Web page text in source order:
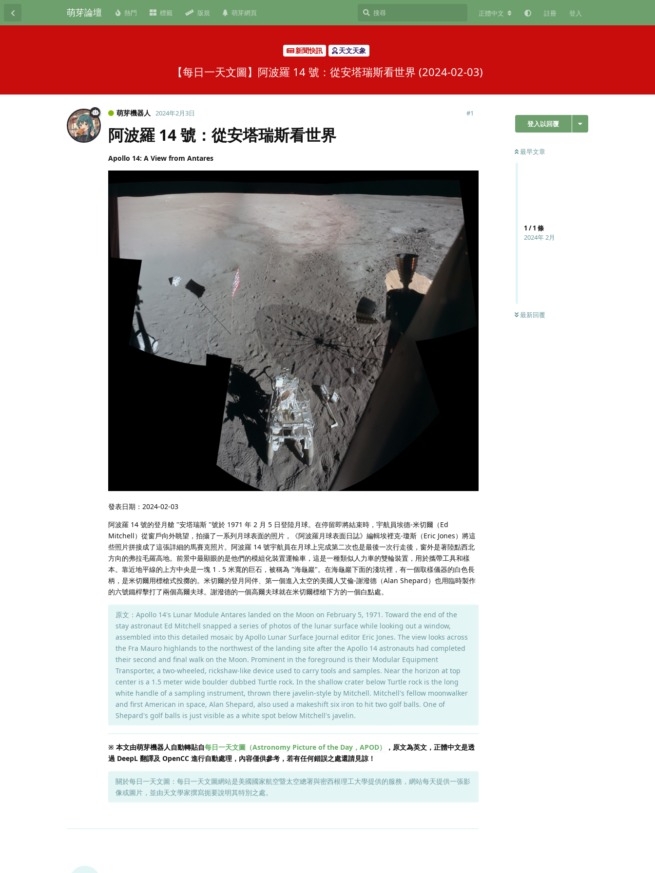
萌芽論壇 熱門 標籤 版規 萌芽網頁 正體中文 註冊 登入
新聞快訊 天文天象
【每日一天文圖】阿波羅 14 號：從安塔瑞斯看世界 (2024-02-03)
登入以回覆
最早文章
1 /1 條
2024年 2月
最新回覆
萌芽機器人 2024年2月3日 #1
阿波羅 14 號：從安塔瑞斯看世界
Apollo 14: A View from Antares
發表日期：2024-02-03
阿波羅 14 號的登月艙 "安塔瑞斯 "號於 1971 年 2 月 5 日登陸月球。在停留即將結束時，宇航員埃德-米切爾（Ed
Mitchell）從窗戶向外眺望，拍攝了一系列月球表面的照片，《阿波羅月球表面日誌》編輯埃裡克-瓊斯（Eric Jones）將這
些照片拼接成了這張詳細的馬賽克照片。阿波羅 14 號宇航員在月球上完成第二次也是最後一次行走後，窗外是著陸點西北
方向的弗拉毛羅高地。前景中最顯眼的是他們的模組化裝置運輸車，這是一種類似人力車的雙輪裝置，用於攜帶工具和樣
本。靠近地平線的上方中央是一塊 1 . 5 米寬的巨石，被稱為 "海龜巖"。在海龜巖下面的淺坑裡，有一個取樣儀器的白色長
柄，是米切爾用標槍式投擲的。米切爾的登月同伴、第一個進入太空的美國人艾倫-謝潑德（Alan Shepard）也用臨時製作
的六號鐵桿擊打了兩個高爾夫球。謝潑德的一個高爾夫球就在米切爾標槍下方的一個白點處。
原文：Apollo 14's Lunar Module Antares landed on the Moon on February 5, 1971. Toward the end of the
stay astronaut Ed Mitchell snapped a series of photos of the lunar surface while looking out a window,
assembled into this detailed mosaic by Apollo Lunar Surface Journal editor Eric Jones. The view looks across
the Fra Mauro highlands to the northwest of the landing site after the Apollo 14 astronauts had completed
their second and final walk on the Moon. Prominent in the foreground is their Modular Equipment
Transporter, a two-wheeled, rickshaw-like device used to carry tools and samples. Near the horizon at top
center is a 1.5 meter wide boulder dubbed Turtle rock. In the shallow crater below Turtle rock is the long
white handle of a sampling instrument, thrown there javelin-style by Mitchell. Mitchell's fellow moonwalker
and first American in space, Alan Shepard, also used a makeshift six iron to hit two golf balls. One of
Shepard's golf balls is just visible as a white spot below Mitchell's javelin.
※ 本文由萌芽機器人自動轉貼自每日一天文圖（Astronomy Picture of the Day，APOD）
，原文為英文，正體中文是透
過 DeepL 翻譯及 OpenCC 進行自動處理，內容僅供參考，若有任何錯誤之處還請見諒！
關於每日一天文圖：每日一天文圖網站是美國國家航空暨太空總署與密西根理工大學提供的服務，網站每天提供一張影
像或圖片，並由天文學家撰寫扼要說明其特別之處。